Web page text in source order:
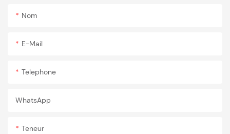
Nom
E-Mail
Telephone
WhatsApp
Teneur